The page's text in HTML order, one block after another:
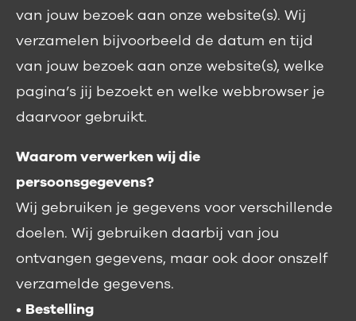
van jouw bezoek aan onze website(s). Wij
verzamelen bijvoorbeeld de datum en tijd
van jouw bezoek aan onze website(s), welke
pagina’s jij bezoekt en welke webbrowser je
daarvoor gebruikt.
Waarom verwerken wij die
persoonsgegevens?
Wij gebruiken je gegevens voor verschillende
doelen. Wij gebruiken daarbij van jou
ontvangen gegevens, maar ook door onszelf
verzamelde gegevens.
• Bestelling